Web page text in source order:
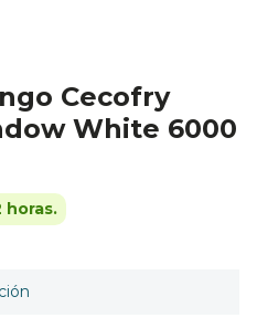
Cecofry
White 6000
horas.